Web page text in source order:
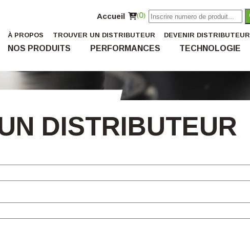
Accueil (0)
NOS PRODUITS PERFORMANCES TECHNOLOGIE
À PROPOS TROUVER UN DISTRIBUTEUR DEVENIR DISTRIBUTEUR
DISTRIBUTEUR